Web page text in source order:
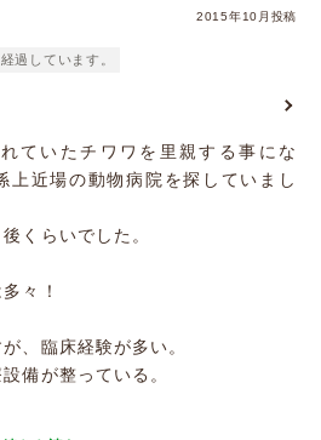
2015年10月投稿
過しています。
ていたチワワを里親する事にな
上近場の動物病院を探していまし
くらいでした。
々！
、臨床経験が多い。
備が整っている。